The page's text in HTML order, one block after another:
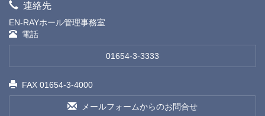
連絡先
EN-RAYホール管理事務室
電話
01654-3-3333
FAX 01654-3-4000
メールフォームからのお問合せ